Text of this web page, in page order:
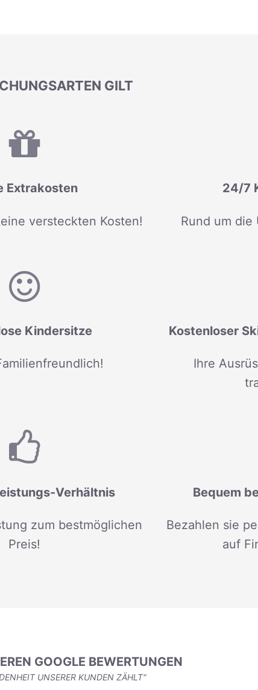
GILT
Extrakosten
versteckten Kosten!
24/7
Rund um die
Kindersitze Kostenloser
Ihre
Verhältnis
zum bestmöglichen
Preis!
Bequem
Bezahlen sie
auf
GOOGLE BEWERTUNGEN
UNSERER KUNDEN ZÄHLT"